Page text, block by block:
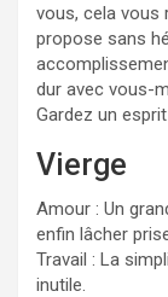
vous, cela vous
propose sans
dur avec vous-
Gardez un
Vierge
Amour : Un
enfin lâcher
Travail : La
inutile.